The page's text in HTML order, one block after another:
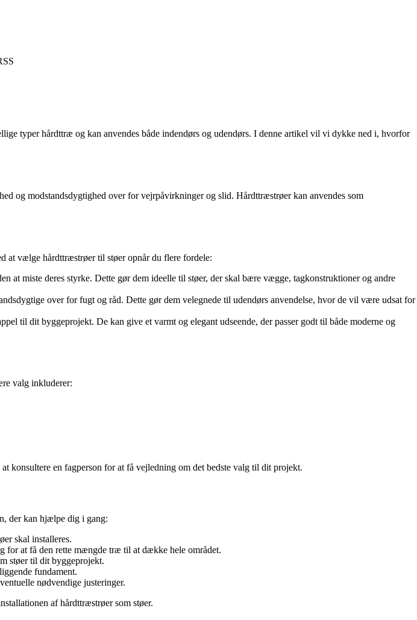
typer hårdttræ og kan anvendes både indendørs og udendørs. I denne artikel vil vi dykke ned i, hvorfor
og modstandsdygtighed over for vejrpåvirkninger og slid. Hårdttræstrøer kan anvendes som
at vælge hårdttræstrøer til støer opnår du flere fordele:
at miste deres styrke. Dette gør dem ideelle til støer, der skal bære vægge, tagkonstruktioner og andre
over for fugt og råd. Dette gør dem velegnede til udendørs anvendelse, hvor de vil være udsat for
til dit byggeprojekt. De kan give et varmt og elegant udseende, der passer godt til både moderne og
valg inkluderer:
en fagperson for at få vejledning om det bedste valg til dit projekt.
der kan hjælpe dig i gang:
skal installeres.
for at få den rette mængde træ til at dække hele området.
støer til dit byggeprojekt.
fundament.
nødvendige justeringer.
af hårdttræstrøer som støer.